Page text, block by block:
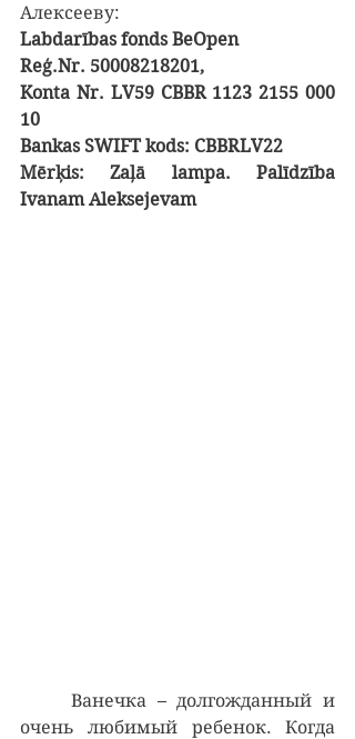
Алексееву:
Labdarības fonds BeOpen
Reģ.Nr. 50008218201,
Konta Nr. LV59 CBBR 1123 2155 000
10
Bankas SWIFT kods: CBBRLV22
Mērķis: Zaļā lampa. Palīdzība
Ivanam Aleksejevam
очень любимый ребенок. Когда